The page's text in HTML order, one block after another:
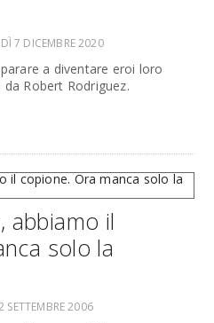
7 DICEMBRE 2020
a diventare eroi loro
Robert Rodriguez.
abbiamo il
solo la
SETTEMBRE 2006